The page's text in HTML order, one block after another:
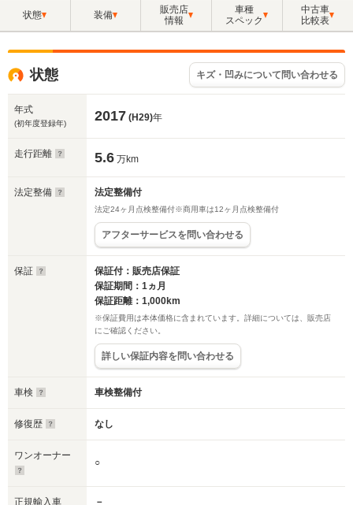
状態 装備
販売店
情報
車種
スペック
中古車
比較表
状態 キズ・凹みについて問い合わせる
年式
(初年度登録年) 2017 (H29)年
走行距離 5.6 万km
法定整備 法定整備付
法定24ヶ月点検整備付※商用車は12ヶ月点検整備付
アフターサービスを問い合わせる
保証
保証付：販売店保証
保証期間：1ヵ月
保証距離：1,000km
※保証費用は本体価格に含まれています。詳細については、販売店
にご確認ください。
詳しい保証内容を問い合わせる
車検 車検整備付
修復歴 なし
ワンオーナー
○
正規輸入車 －